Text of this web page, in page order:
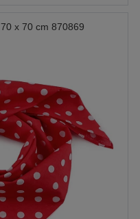
x 70 cm 870869